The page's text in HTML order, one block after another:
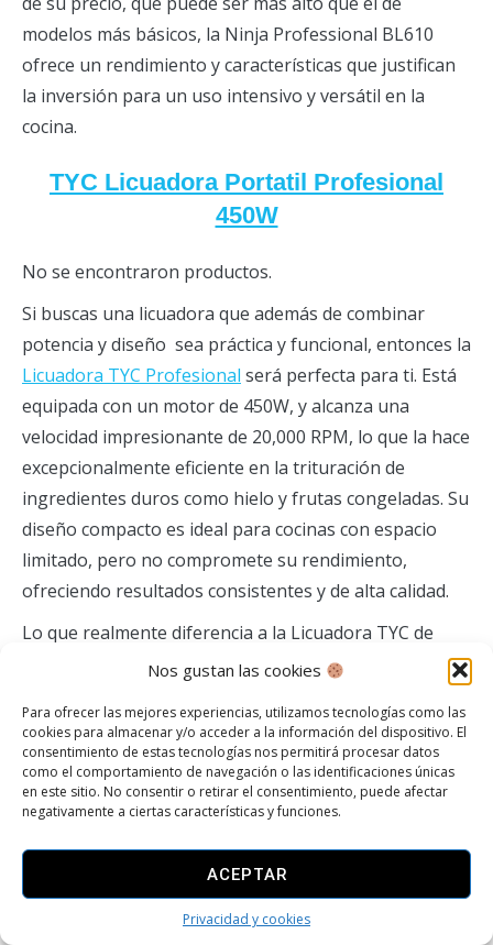
Nos gustan las cookies
Para ofrecer las mejores experiencias, utilizamos tecnologías como las
cookies para almacenar y/o acceder a la información del dispositivo. El
consentimiento de estas tecnologías nos permitirá procesar datos
como el comportamiento de navegación o las identificaciones únicas
en este sitio. No consentir o retirar el consentimiento, puede afectar
negativamente a ciertas características y funciones.
ACEPTAR
Privacidad y cookies
modelos más básicos, la Ninja Professional BL610
ofrece un rendimiento y características que justifican
la inversión para un uso intensivo y versátil en la
cocina.
TYC Licuadora Portatil Profesional
450W
No se encontraron productos.
Si buscas una licuadora que además de combinar
potencia y diseño sea práctica y funcional, entonces la
Licuadora TYC Profesional será perfecta para ti. Está
equipada con un motor de 450W, y alcanza una
velocidad impresionante de 20,000 RPM, lo que la hace
excepcionalmente eficiente en la trituración de
ingredientes duros como hielo y frutas congeladas. Su
diseño compacto es ideal para cocinas con espacio
limitado, pero no compromete su rendimiento,
ofreciendo resultados consistentes y de alta calidad.
Lo que realmente diferencia a la Licuadora TYC de
otras de la misma calidad es su sistema de cuchillas de
innovador asegura una mezcla más uniforme y
eficiente, reduciendo los tiempos de preparación y
mejorando la textura de los batidos, sopas y salsas.
Además, su botella de 600ml, hecha de Tritan de
grado alimenticio, es resistente, segura y libre de BPA,
lo que garantiza que tus preparaciones sean no solo
deliciosas sino también saludables.